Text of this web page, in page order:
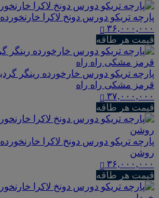
پارچه تریکو دورس دونخ لاکرا
۳۶,۰۰۰,۰۰۰
قیمت هر طاقه
پارچه تریکو دورس خارخورده رینگر
قرمز مشکی راه راه
۳۷,۰۰۰,۰۰۰
قیمت هر طاقه
پارچه تریکو دورس دونخ لاکرا
روشن
۳۶,۰۰۰,۰۰۰
قیمت هر طاقه